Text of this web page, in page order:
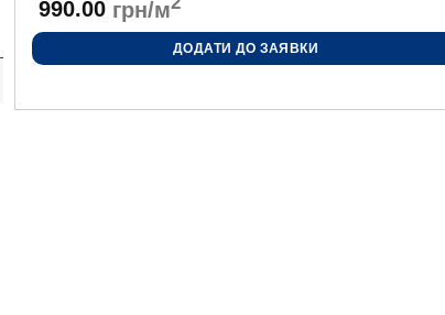
990.00 грн/м
ДОДАТИ ДО ЗАЯВКИ